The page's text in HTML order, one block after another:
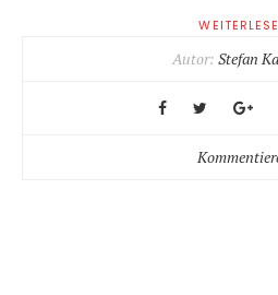
Autor: Stefan